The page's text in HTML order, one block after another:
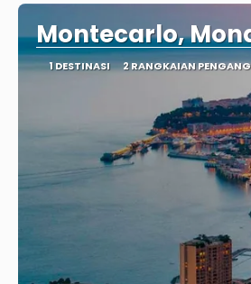
Montecarlo,
1 DESTINASI 2 RANGKAIAN